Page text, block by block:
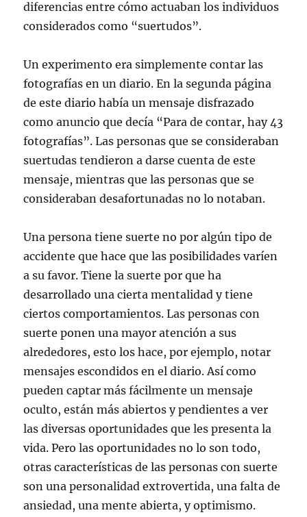
diferencias entre cómo actuaban los individuos
considerados como “suertudos”.
Un experimento era simplemente contar las
fotografías en un diario. En la segunda página
de este diario había un mensaje disfrazado
como anuncio que decía “Para de contar, hay 43
fotografías”. Las personas que se consideraban
suertudas tendieron a darse cuenta de este
mensaje, mientras que las personas que se
consideraban desafortunadas no lo notaban.
Una persona tiene suerte no por algún tipo de
accidente que hace que las posibilidades varíen
a su favor. Tiene la suerte por que ha
desarrollado una cierta mentalidad y tiene
ciertos comportamientos. Las personas con
suerte ponen una mayor atención a sus
alrededores, esto los hace, por ejemplo, notar
mensajes escondidos en el diario. Así como
pueden captar más fácilmente un mensaje
oculto, están más abiertos y pendientes a ver
las diversas oportunidades que les presenta la
vida. Pero las oportunidades no lo son todo,
otras características de las personas con suerte
son una personalidad extrovertida, una falta de
ansiedad, una mente abierta, y optimismo.